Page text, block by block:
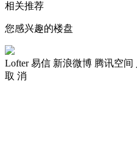
相关推荐
您感兴趣的楼盘
Lofter 易信 新浪微博 腾讯空间
取 消